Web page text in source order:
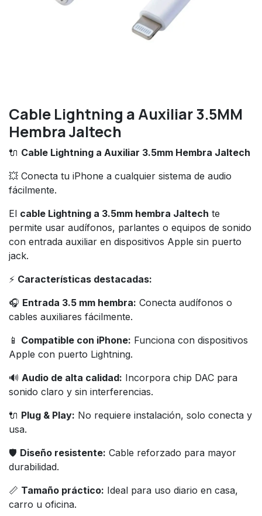
Cable Lightning a Auxiliar 3.5MM
Hembra Jaltech
🔌 Cable Lightning a Auxiliar 3.5mm Hembra Jaltech
💥 Conecta tu iPhone a cualquier sistema de audio
fácilmente.
El cable Lightning a 3.5mm hembra Jaltech te
permite usar audífonos, parlantes o equipos de sonido
con entrada auxiliar en dispositivos Apple sin puerto
jack.
⚡ Características destacadas:
🎧 Entrada 3.5 mm hembra: Conecta audífonos o
cables auxiliares fácilmente.
📱 Compatible con iPhone: Funciona con dispositivos
Apple con puerto Lightning.
🔊 Audio de alta calidad: Incorpora chip DAC para
sonido claro y sin interferencias.
🔌 Plug & Play: No requiere instalación, solo conecta y
usa.
🛡️ Diseño resistente: Cable reforzado para mayor
durabilidad.
📏 Tamaño práctico: Ideal para uso diario en casa,
carro u oficina.